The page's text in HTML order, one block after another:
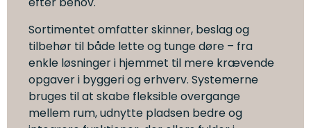
Sortimentet omfatter skinner, beslag og
tilbehør til både lette og tunge døre – fra
enkle løsninger i hjemmet til mere krævende
opgaver i byggeri og erhverv. Systemerne
bruges til at skabe fleksible overgange
mellem rum, udnytte pladsen bedre og